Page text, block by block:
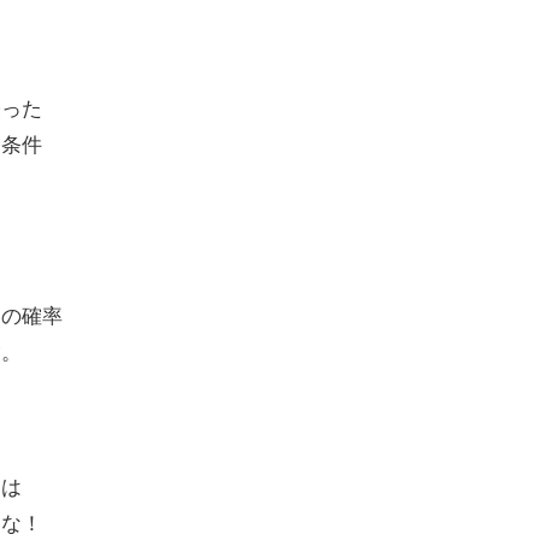
た
件
確率
！